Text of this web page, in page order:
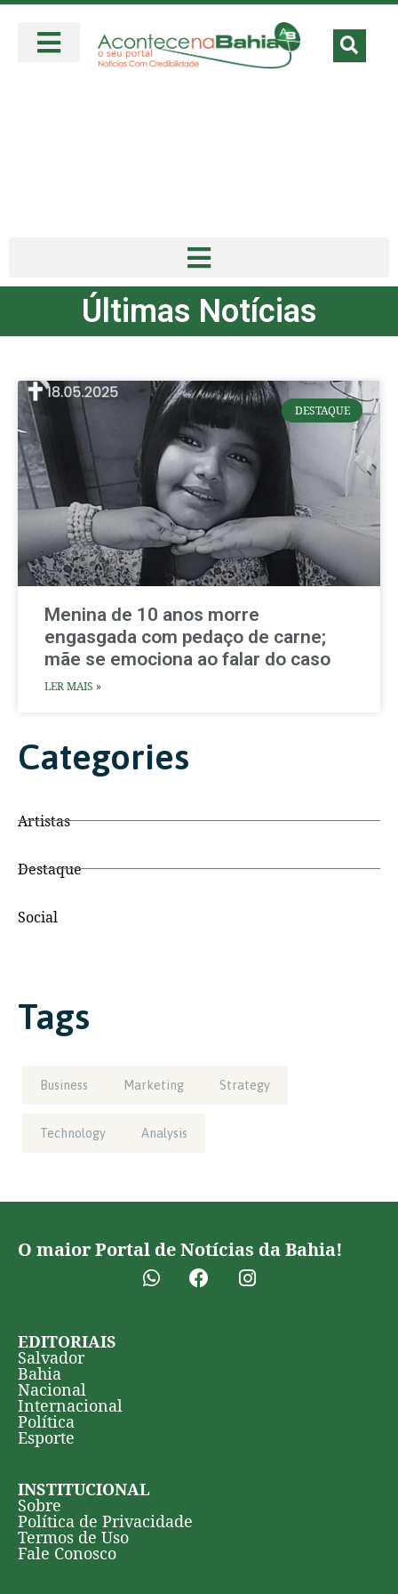
Últimas Notícias
DESTAQUE
Menina de 10 anos morre
engasgada com pedaço de carne;
mãe se emociona ao falar do caso
LER MAIS »
Categories
Artistas
Destaque
Social
Tags
Business Marketing Strategy
Technology Analysis
O maior Portal de Notícias da Bahia!
EDITORIAIS
Salvador
Bahia
Nacional
Internacional
Política
Esporte
INSTITUCIONAL
Sobre
Política de Privacidade
Termos de Uso
Fale Conosco